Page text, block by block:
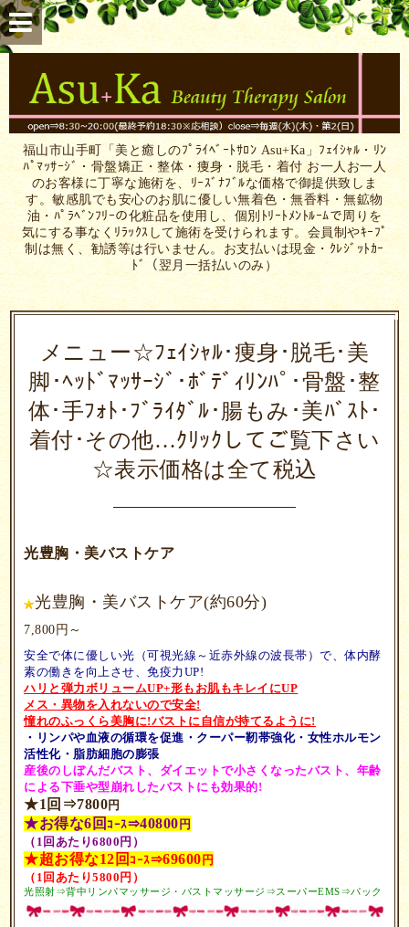
福山市山手町「美と癒しのﾌﾟﾗｲﾍﾞｰﾄｻﾛﾝ Asu+Ka」ﾌｪｲｼｬﾙ・ﾘﾝ
ﾊﾟﾏｯｻｰｼﾞ・骨盤矯正・整体・痩身・脱毛・着付 お一人お一人
のお客様に丁寧な施術を、ﾘｰｽﾞﾅﾌﾞﾙな価格で御提供致しま
す。敏感肌でも安心のお肌に優しい無着色・無香料・無鉱物
油・ﾊﾟﾗﾍﾞﾝﾌﾘｰの化粧品を使用し、個別ﾄﾘｰﾄﾒﾝﾄﾙｰﾑで周りを
気にする事なくﾘﾗｯｸｽして施術を受けられます。会員制やｷｰﾌﾟ
制は無く、勧誘等は行いません。お支払いは現金・ｸﾚｼﾞｯﾄｶｰ
ﾄﾞ（翌月一括払いのみ）
メニュー☆ﾌｪｲｼｬﾙ･痩身･脱毛･美
脚･ﾍｯﾄﾞﾏｯｻｰｼﾞ･ﾎﾞﾃﾞｨﾘﾝﾊﾟ･骨盤･整
体･手ﾌｫﾄ･ﾌﾞﾗｲﾀﾞﾙ･腸もみ･美ﾊﾞｽﾄ･
着付･その他…ｸﾘｯｸしてご覧下さい
☆表示価格は全て税込
光豊胸・美バストケア
光豊胸・美バストケア(約60分)
7,800円～
安全で体に優しい光（可視光線～近赤外線の波長帯）で、体内酵
素の働きを向上させ、免疫力UP!
ハリと弾力ボリュームUP+形もお肌もキレイにUP
メス・異物を入れないので安全!
憧れのふっくら美胸に!バストに自信が持てるように!
・リンパや血液の循環を促進 ・クーパー靭帯強化・女性ホルモン
活性化・脂肪細胞の膨張
産後のしぼんだバスト、ダイエットで小さくなったバスト、 年齢
による下垂や型崩れしたバストにも効果的!
★1回⇒7800円
★お得な6回ｺｰｽ⇒40800 円
（1回あたり6800円）
★超お得な12回ｺｰｽ⇒69600 円
（ 1回あたり5800円）
光照射⇒背中リンパマッサージ・バストマッサージ⇒スーパーEMS⇒パック